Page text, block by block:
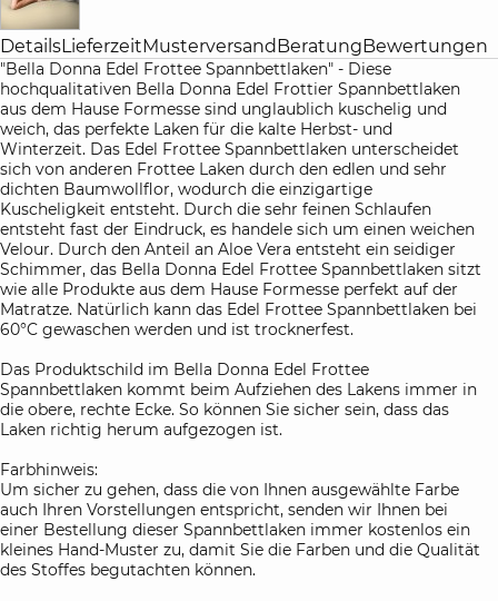
DetailsLieferzeitMusterversandBeratungBewertungen
"Bella Donna Edel Frottee Spannbettlaken" - Diese
hochqualitativen Bella Donna Edel Frottier Spannbettlaken
aus dem Hause Formesse sind unglaublich kuschelig und
weich, das perfekte Laken für die kalte Herbst- und
Winterzeit. Das Edel Frottee Spannbettlaken unterscheidet
sich von anderen Frottee Laken durch den edlen und sehr
dichten Baumwollflor, wodurch die einzigartige
Kuscheligkeit entsteht. Durch die sehr feinen Schlaufen
entsteht fast der Eindruck, es handele sich um einen weichen
Velour. Durch den Anteil an Aloe Vera entsteht ein seidiger
Schimmer, das Bella Donna Edel Frottee Spannbettlaken sitzt
wie alle Produkte aus dem Hause Formesse perfekt auf der
Matratze. Natürlich kann das Edel Frottee Spannbettlaken bei
60°C gewaschen werden und ist trocknerfest.
Das Produktschild im Bella Donna Edel Frottee
Spannbettlaken kommt beim Aufziehen des Lakens immer in
die obere, rechte Ecke. So können Sie sicher sein, dass das
Laken richtig herum aufgezogen ist.
Farbhinweis:
Um sicher zu gehen, dass die von Ihnen ausgewählte Farbe
auch Ihren Vorstellungen entspricht, senden wir Ihnen bei
einer Bestellung dieser Spannbettlaken immer kostenlos ein
kleines Hand-Muster zu, damit Sie die Farben und die Qualität
des Stoffes begutachten können.